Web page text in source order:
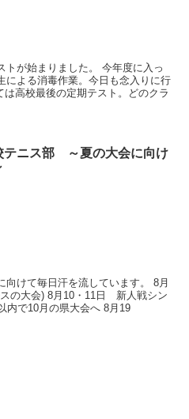
トが始まりました。 今年度に入っ
による消毒作業。今日も念入りに行
高校最後の定期テスト。どのクラ
テニス部 ～夏の大会に向け
けて毎日汗を流しています。 8月
大会) 8月10・11日 新人戦シン
で10月の県大会へ 8月19